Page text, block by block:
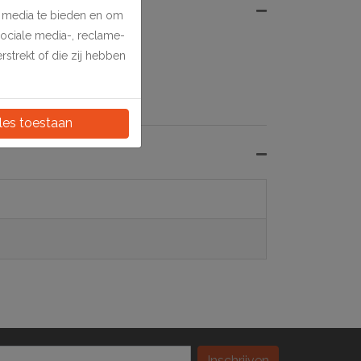
te bieden en om
media-, reclame-
of die zij hebben
toestaan